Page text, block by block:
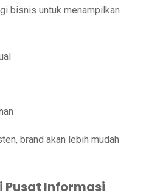
bisnis untuk menampilkan
brand akan lebih mudah
Pusat Informasi